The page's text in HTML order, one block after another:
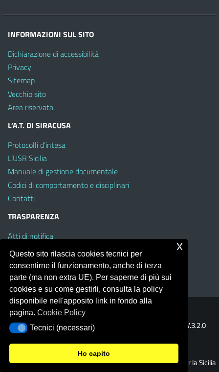
INFORMAZIONI SUL SITO
Dichiarazione di accessibilità
Privacy
Sitemap
Vecchio sito
Area riservata
L’A.T. DI SIRACUSA
Protocolli d’intesa
L’USR Sicilia
Manuale di gestione documentale
Codici di comportamento e disciplinari
Contatti
TRASPARENZA
Atti di notifica
Albo on line
Amministrazione Trasparente
Obiettivi di Accessibilità
Portale realizzato con la piattaforma
Template Italia configurato sul tema accessibile
V.3.2.0
(Mizar)
© 2026 Ufficio Scolastico Regionale per la Sicilia
Questo sito rilascia cookies tecnici per
consentirne il funzionamento, anche di terza
parte (ma non extra UE). Per saperne di più sui
cookies e su come gestirli, consulta la policy
disponibile nell'apposito link in fondo alla
pagina.Cookie Policy
Tecnici (necessari)
Tecnici (necessari)
Ho capito
x